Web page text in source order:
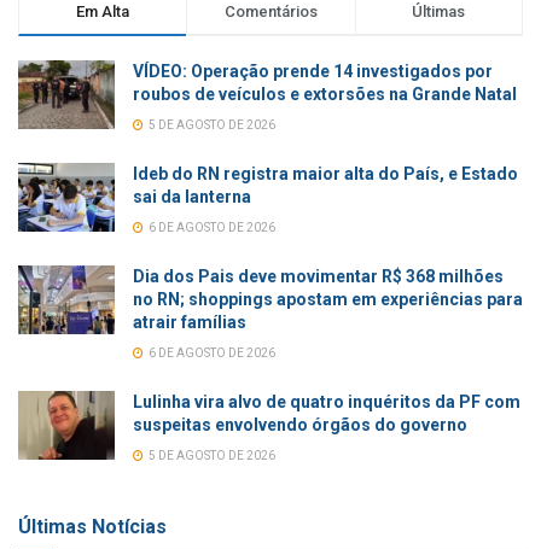
Em Alta Comentários Últimas
VÍDEO: Operação prende 14 investigados por
roubos de veículos e extorsões na Grande Natal
5 DE AGOSTO DE 2026
Ideb do RN registra maior alta do País, e Estado
sai da lanterna
6 DE AGOSTO DE 2026
Dia dos Pais deve movimentar R$ 368 milhões
no RN; shoppings apostam em experiências para
atrair famílias
6 DE AGOSTO DE 2026
Lulinha vira alvo de quatro inquéritos da PF com
suspeitas envolvendo órgãos do governo
5 DE AGOSTO DE 2026
Últimas Notícias